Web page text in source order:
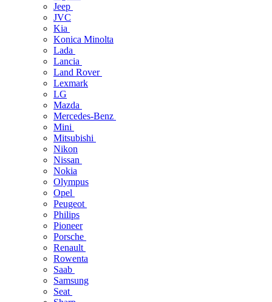
Jeep
JVC
Kia
Konica Minolta
Lada
Lancia
Land Rover
Lexmark
LG
Mazda
Mercedes-Benz
Mini
Mitsubishi
Nikon
Nissan
Nokia
Olympus
Opel
Peugeot
Philips
Pioneer
Porsche
Renault
Rowenta
Saab
Samsung
Seat